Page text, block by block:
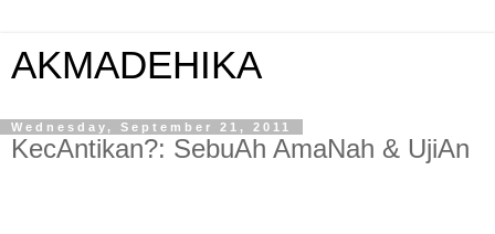
AKMADEHIKA
Wednesday, September 21, 2011
KecAntikan?: SebuAh AmaNah & UjiAn